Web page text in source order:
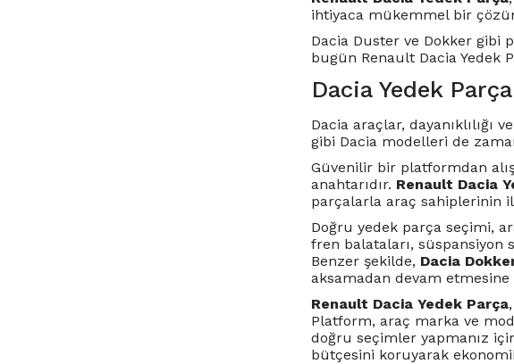
ihtiyaca mükemmel bir
Dacia Duster ve Dokker gibi
bugün Renault Dacia Yedek
Dacia Yedek
Dacia araçlar, dayanıklılığı
gibi Dacia modelleri de
Güvenilir bir platformdan
anahtarıdır. Renault Dacia
parçalarla araç sahiplerinin
Doğru yedek parça seçimi,
fren balataları, süspansiyon
Benzer şekilde, Dacia
aksamadan devam etmesine
Renault Dacia Yedek Parça
Platform, araç marka ve
doğru seçimler yapmanız
bütçesini koruyarak